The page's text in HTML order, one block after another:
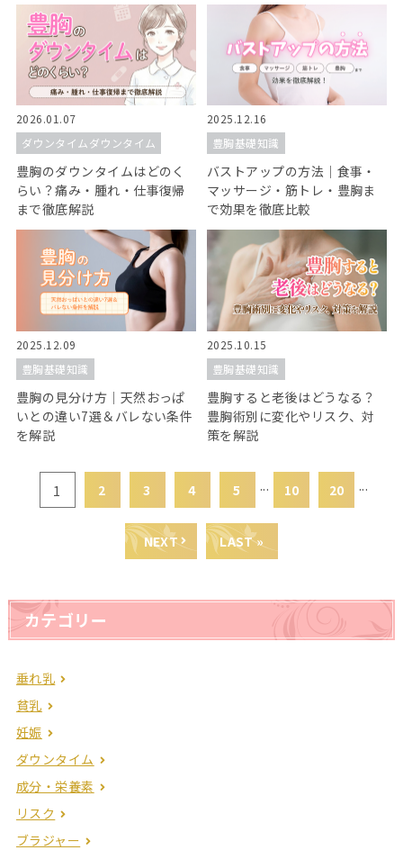
2026.01.07
ダウンタイムダウンタイム
豊胸のダウンタイムはどのく
らい？痛み・腫れ・仕事復帰
まで徹底解説
2025.12.16
豊胸基礎知識
バストアップの方法｜食事・
マッサージ・筋トレ・豊胸ま
で効果を徹底比較
2025.12.09
豊胸基礎知識
豊胸の見分け方｜天然おっぱ
いとの違い7選＆バレない条件
を解説
2025.10.15
豊胸基礎知識
豊胸すると老後はどうなる？
豊胸術別に変化やリスク、対
策を解説
1 2 3 4 5 ... 10 20 ...
NEXT LAST »
カテゴリー
垂れ乳
貧乳
妊娠
ダウンタイム
成分・栄養素
リスク
ブラジャー